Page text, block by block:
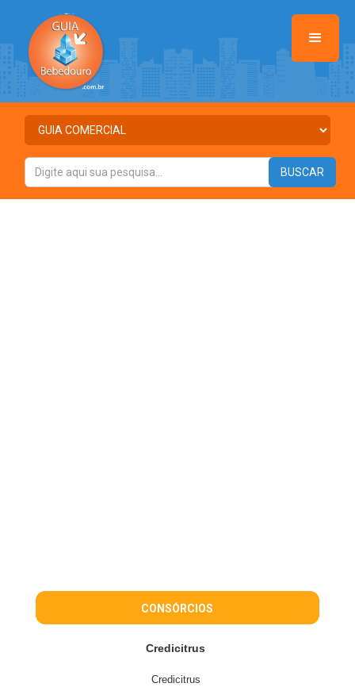
CONSÓRCIOS
Credicitrus
Credicitrus